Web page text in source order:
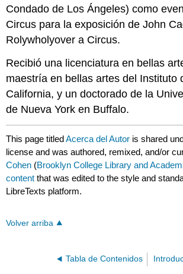
Condado de Los Ángeles) como
Circus para la exposición de John
Rolywholyover a Circus.
Recibió una licenciatura en bellas
maestría en bellas artes del Instituto
California, y un doctorado de la
de Nueva York en Buffalo.
This page titledAcerca del Autor is shared
license and was authored, remixed, and/or
Cohen (Brooklyn College Library and
content that was edited to the style and
LibreTexts platform.
Volver arriba
Tabla de Contenidos